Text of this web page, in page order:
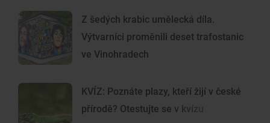
Z šedých krabic umělecká díla.
Výtvarníci proměnili deset trafostanic
ve Vinohradech
KVÍZ: Poznáte plazy, kteří žijí v české
přírodě? Otestujte se v kvízu